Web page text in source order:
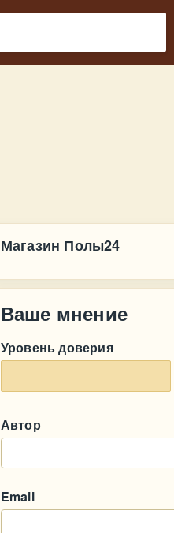
Магазин Полы24
Ваше мнение
Уровень доверия
Автор
Email